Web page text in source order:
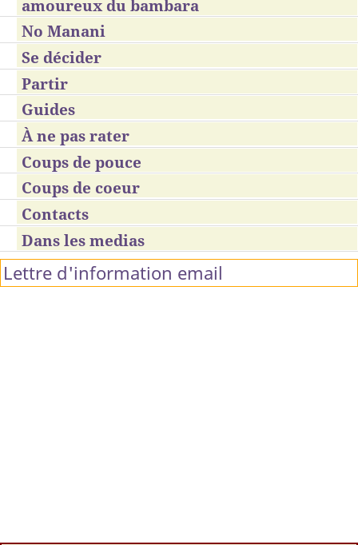
amoureux du bambara
No Manani
Se décider
Partir
Guides
À ne pas rater
Coups de pouce
Coups de coeur
Contacts
Dans les medias
Lettre d'information email